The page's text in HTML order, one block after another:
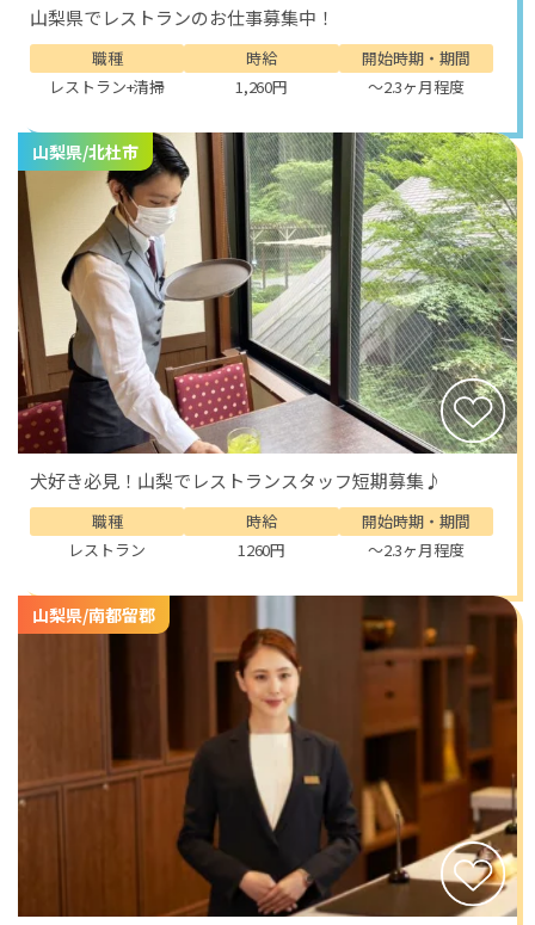
いワインなどが訪れる人々を魅了する観光地となっていま
す。
山梨県でレストランのお仕事募集中！
職種
レストラン+清掃
時給
1,260円
開始時期・期間
～2.3ヶ月程度
山梨県/北杜市
犬好き必見！山梨でレストランスタッフ短期募集♪
職種
レストラン
時給
1260円
開始時期・期間
～2.3ヶ月程度
山梨県/南都留郡